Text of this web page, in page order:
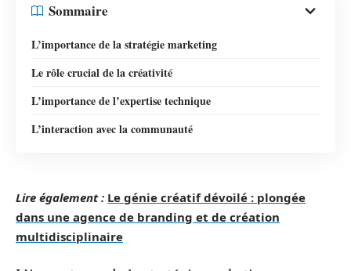
Sommaire
L’importance de la stratégie marketing
Le rôle crucial de la créativité
L’importance de l’expertise technique
L’interaction avec la communauté
Lire également : Le génie créatif dévoilé : plongée
dans une agence de branding et de création
multidisciplinaire